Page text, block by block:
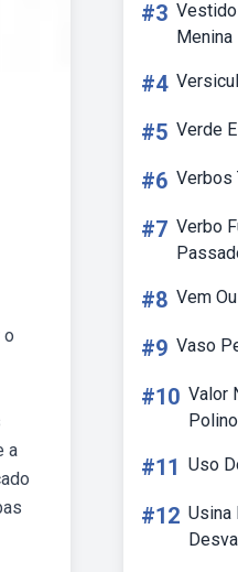
o
a
#3
Menina
#4
#5 Verde
#6 Verbos
#7 Verbo
#8 Vem
#9 Vaso
#10 Valor
#11 Uso
#12 Usina